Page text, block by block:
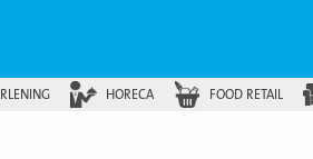
HORECA FOOD RETAIL